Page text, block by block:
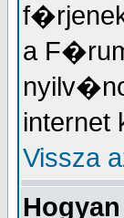
a
Vissza